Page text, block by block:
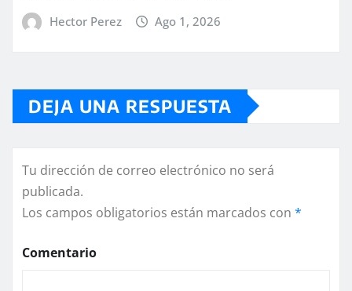
Hector Perez Ago 1, 2026
DEJA UNA RESPUESTA
Tu dirección de correo electrónico no será
publicada.
Los campos obligatorios están marcados con *
Comentario